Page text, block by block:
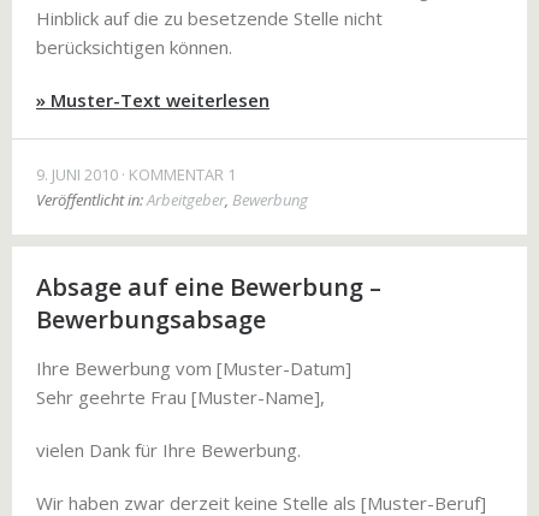
Hinblick auf die zu besetzende Stelle nicht
berücksichtigen können.
» Muster-Text weiterlesen
9. JUNI 2010 KOMMENTAR 1
Veröffentlicht in:Arbeitgeber, Bewerbung
Absage auf eine Bewerbung –
Bewerbungsabsage
Ihre Bewerbung vom [Muster-Datum]
Sehr geehrte Frau [Muster-Name],
vielen Dank für Ihre Bewerbung.
Wir haben zwar derzeit keine Stelle als [Muster-Beruf]